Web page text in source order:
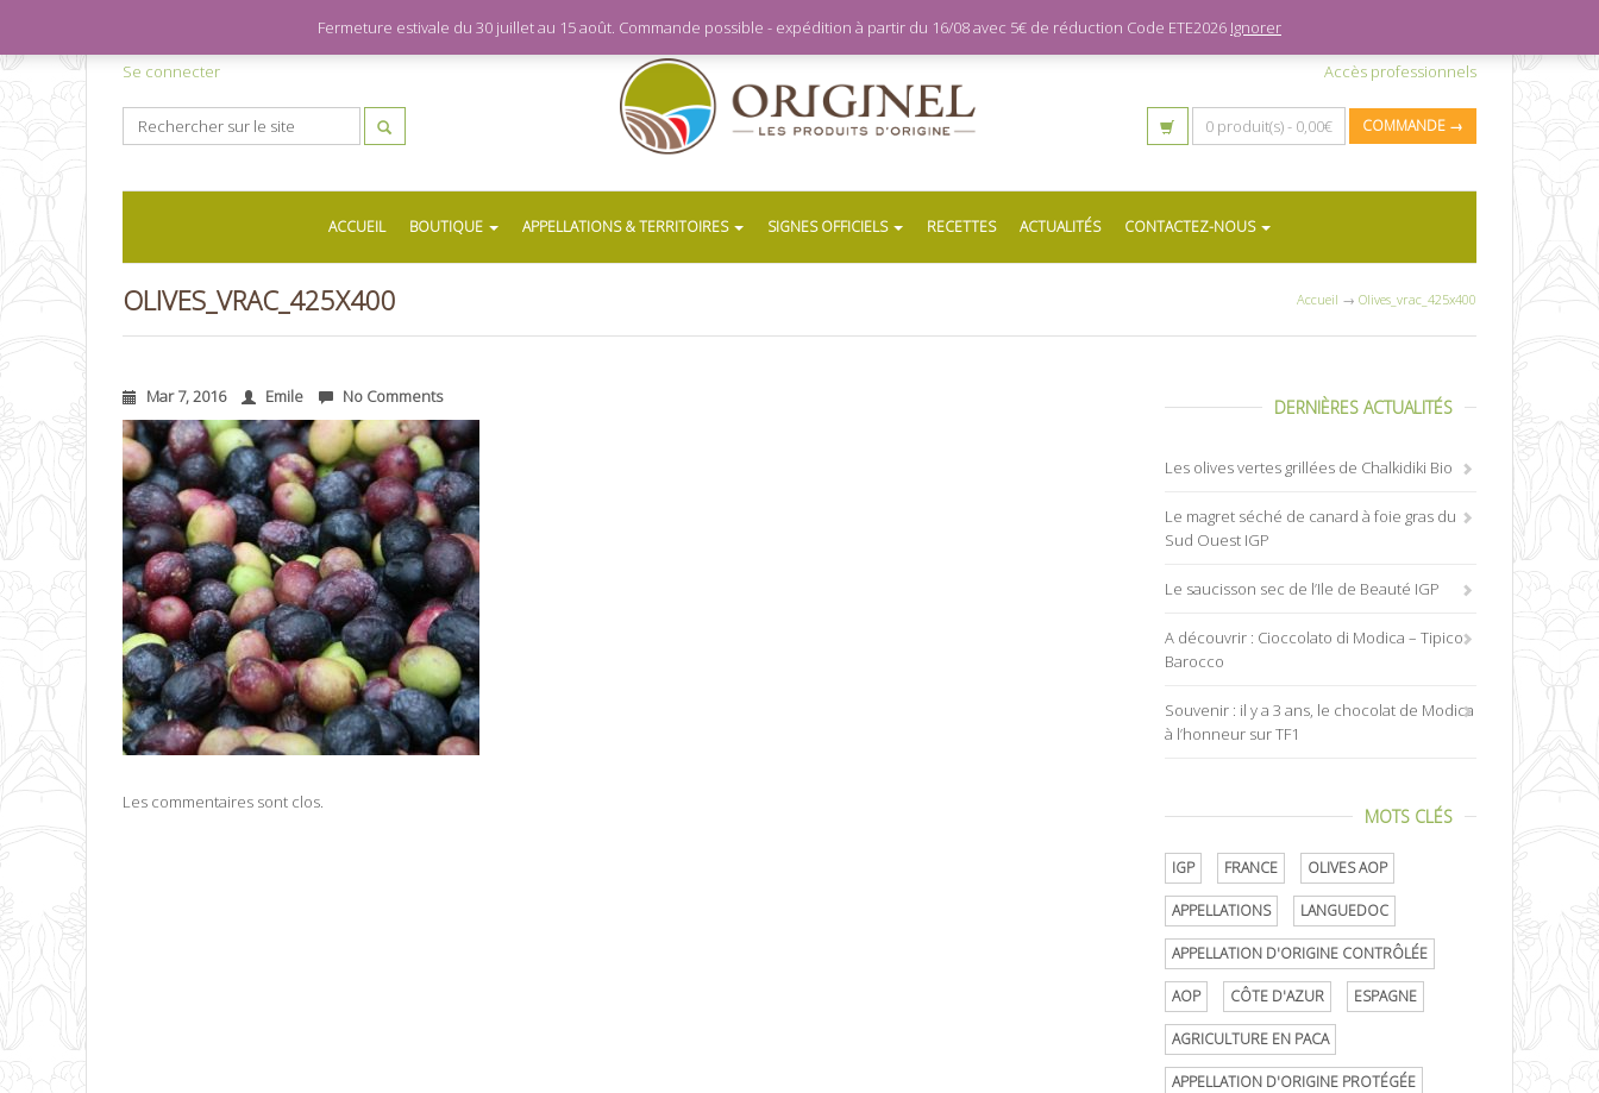
Se connecter Accès professionnels
0 produit(s) - 0,00€ COMMANDE →
ACCUEIL BOUTIQUE APPELLATIONS & TERRITOIRES SIGNES OFFICIELS RECETTES ACTUALITÉS CONTACTEZ-NOUS
OLIVES_VRAC_425X400 Accueil → Olives_vrac_425x400
Mar 7, 2016 Emile No Comments
Les commentaires sont clos.
DERNIÈRES ACTUALITÉS
Les olives vertes grillées de Chalkidiki Bio
Le magret séché de canard à foie gras du
Sud Ouest IGP
Le saucisson sec de l’Ile de Beauté IGP
A découvrir : Cioccolato di Modica – Tipico
Barocco
Souvenir : il y a 3 ans, le chocolat de Modica
à l’honneur sur TF1
MOTS CLÉS
IGP FRANCE OLIVES AOP
APPELLATIONS LANGUEDOC
APPELLATION D'ORIGINE CONTRÔLÉE
AOP CÔTE D'AZUR ESPAGNE
AGRICULTURE EN PACA
APPELLATION D'ORIGINE PROTÉGÉE
Fermeture estivale du 30 juillet au 15 août. Commande possible - expédition à partir du 16/08 avec 5€ de réduction Code ETE2026 Ignorer